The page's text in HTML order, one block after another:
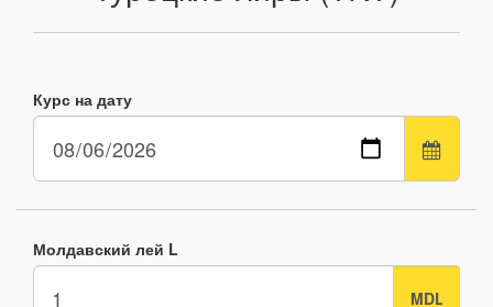
Курс на дату
Молдавский лей L